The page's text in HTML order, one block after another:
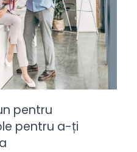
pentru
pentru a-ți